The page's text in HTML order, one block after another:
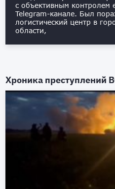
с объективным контролем
Telegram-канале. Был
логистический центр в
области,
Хроника преступлений